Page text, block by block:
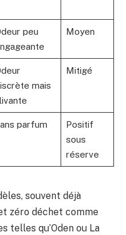
peu
Moyen
mais
Mitigé
parfum
Positif
sous
réserve
souvent déjà
zéro déchet comme
telles qu’Oden ou La